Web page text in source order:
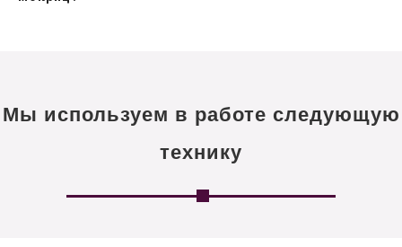
Мы используем в работе следующую
технику